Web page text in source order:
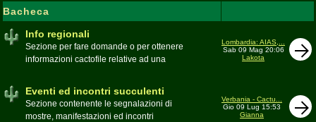
cactofilo
Bacheca
Info regionali
Sezione per fare domande o per ottenere
informazioni cactofile relative ad una
Lombardia: AIAS,...
Sab 09 Mag 20:06
Lakota
Eventi ed incontri succulenti
Sezione contenente le segnalazioni di
mostre, manifestazioni ed incontri
Verbania - Cactu...
Gio 09 Lug 15:53
Gianna